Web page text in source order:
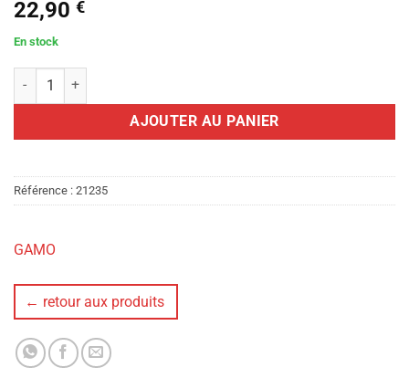
22,90 €
En stock
quantité de T-SHIRT VERT HONEYCOMB GAMO XL
AJOUTER AU PANIER
Référence : 21235
GAMO
← retour aux produits